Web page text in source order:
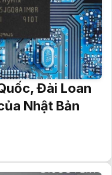
Đài Loan
Nhật Bản